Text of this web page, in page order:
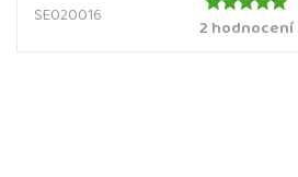
SE020016 2 hodnocení